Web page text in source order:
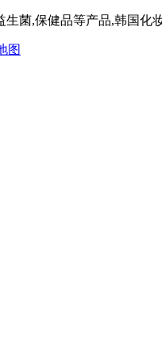
生菌,保健品等产品,韩国化
图